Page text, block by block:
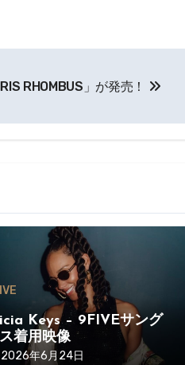
RHOMBUS」が発売！
Keys – 9FIVEサング
着用映像
2026年6月24日